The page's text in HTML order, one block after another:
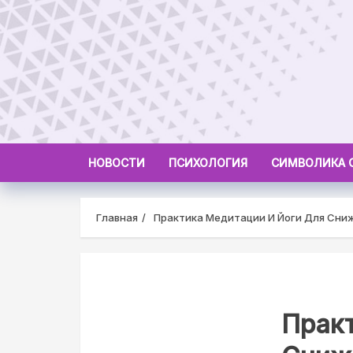
Skip
to
content
НОВОСТИ ПСИХОЛОГИЯ СИМВОЛИКА
Главная Практика Медитации И Йоги Для